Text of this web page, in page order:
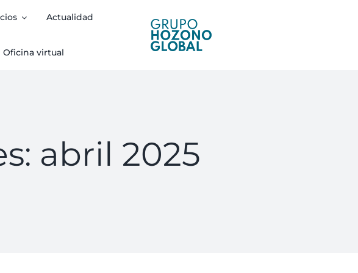
Actualidad
Oficina virtual
abril 2025